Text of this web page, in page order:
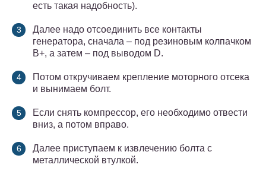
есть такая надобность).
Далее надо отсоединить все контакты
генератора, сначала – под резиновым колпачком
В+, а затем – под выводом D.
Потом откручиваем крепление моторного отсека
и вынимаем болт.
Если снять компрессор, его необходимо отвести
вниз, а потом вправо.
Далее приступаем к извлечению болта с
металлической втулкой.